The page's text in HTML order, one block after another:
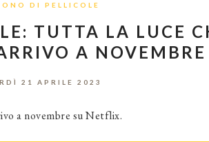
DI PELLICOLE
TUTTA LA LUCE
A NOVEMBRE
21 APRILE 2023
a novembre su Netflix.